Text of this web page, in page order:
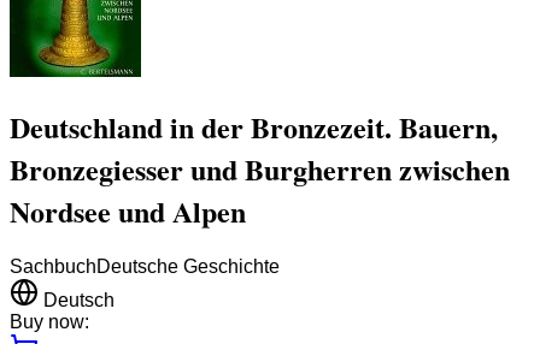
Deutschland in der Bronzezeit. Bauern,
Bronzegiesser und Burgherren zwischen
Nordsee und Alpen
SachbuchDeutsche Geschichte
Deutsch
Buy now: